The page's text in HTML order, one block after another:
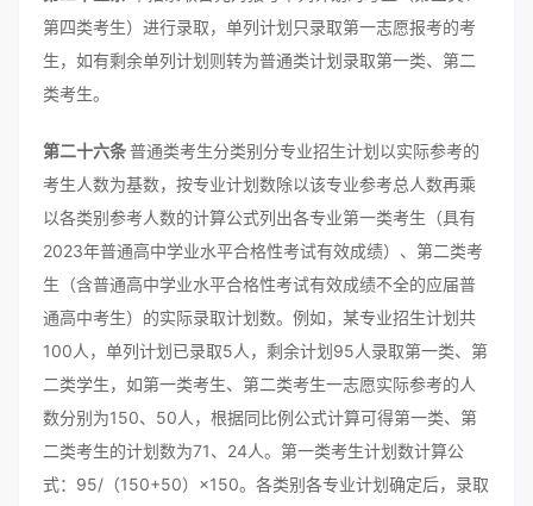
第四类考生）进行录取，单列计划只录取第一志愿报考的考
生，如有剩余单列计划则转为普通类计划录取第一类、第二
类考生。
第二十六条普通类考生分类别分专业招生计划以实际参考的
考生人数为基数，按专业计划数除以该专业参考总人数再乘
以各类别参考人数的计算公式列出各专业第一类考生（具有
2023年普通高中学业水平合格性考试有效成绩）、第二类考
生（含普通高中学业水平合格性考试有效成绩不全的应届普
通高中考生）的实际录取计划数。例如，某专业招生计划共
100人，单列计划已录取5人，剩余计划95人录取第一类、第
二类学生，如第一类考生、第二类考生一志愿实际参考的人
数分别为150、50人，根据同比例公式计算可得第一类、第
二类考生的计划数为71、24人。第一类考生计划数计算公
式：95/（150+50）×150。各类别各专业计划确定后，录取